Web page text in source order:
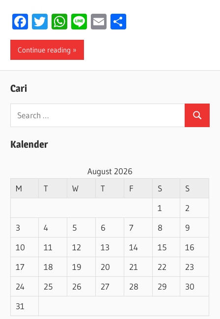
Facebook
Twitter
WhatsApp
LineEmail
Continue reading
Cari
Search
for:
Search
Kalender
August 2026
M
T W T F S
S
1
2
3
4 5 6 7 8
9
10
11 12 13 14 15
16
17
18 19 20 21 22
23
24
25 26 27 28 29
30
31